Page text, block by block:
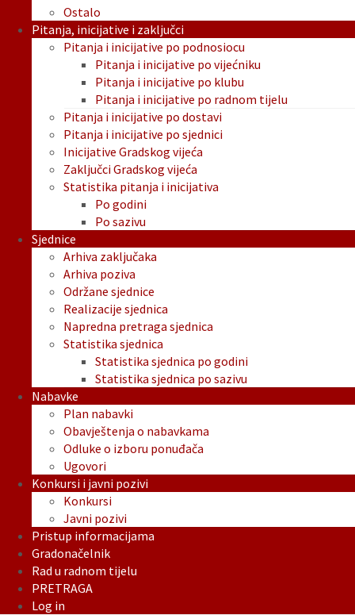
Ostalo
Pitanja, inicijative i zaključci
Pitanja i inicijative po podnosiocu
Pitanja i inicijative po vijećniku
Pitanja i inicijative po klubu
Pitanja i inicijative po radnom tijelu
Pitanja i inicijative po dostavi
Pitanja i inicijative po sjednici
Inicijative Gradskog vijeća
Zaključci Gradskog vijeća
Statistika pitanja i inicijativa
Po godini
Po sazivu
Sjednice
Arhiva zaključaka
Arhiva poziva
Održane sjednice
Realizacije sjednica
Napredna pretraga sjednica
Statistika sjednica
Statistika sjednica po godini
Statistika sjednica po sazivu
Nabavke
Plan nabavki
Obavještenja o nabavkama
Odluke o izboru ponuđača
Ugovori
Konkursi i javni pozivi
Konkursi
Javni pozivi
Pristup informacijama
Gradonačelnik
Rad u radnom tijelu
PRETRAGA
Log in